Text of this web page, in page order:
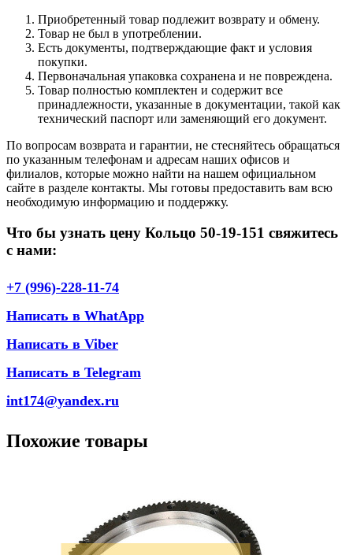
Приобретенный товар подлежит возврату и обмену.
Товар не был в употреблении.
Есть документы, подтверждающие факт и условия
покупки.
Первоначальная упаковка сохранена и не повреждена.
Товар полностью комплектен и содержит все
принадлежности, указанные в документации, такой как
технический паспорт или заменяющий его документ.
По вопросам возврата и гарантии, не стесняйтесь обращаться
по указанным телефонам и адресам наших офисов и
филиалов, которые можно найти на нашем официальном
сайте в разделе контакты. Мы готовы предоставить вам всю
необходимую информацию и поддержку.
Что бы узнать цену Кольцо 50-19-151 свяжитесь
с нами:
+7 (996)-228-11-74
Написать в WhatApp
Написать в Viber
Написать в Telegram
int174@yandex.ru
Похожие товары